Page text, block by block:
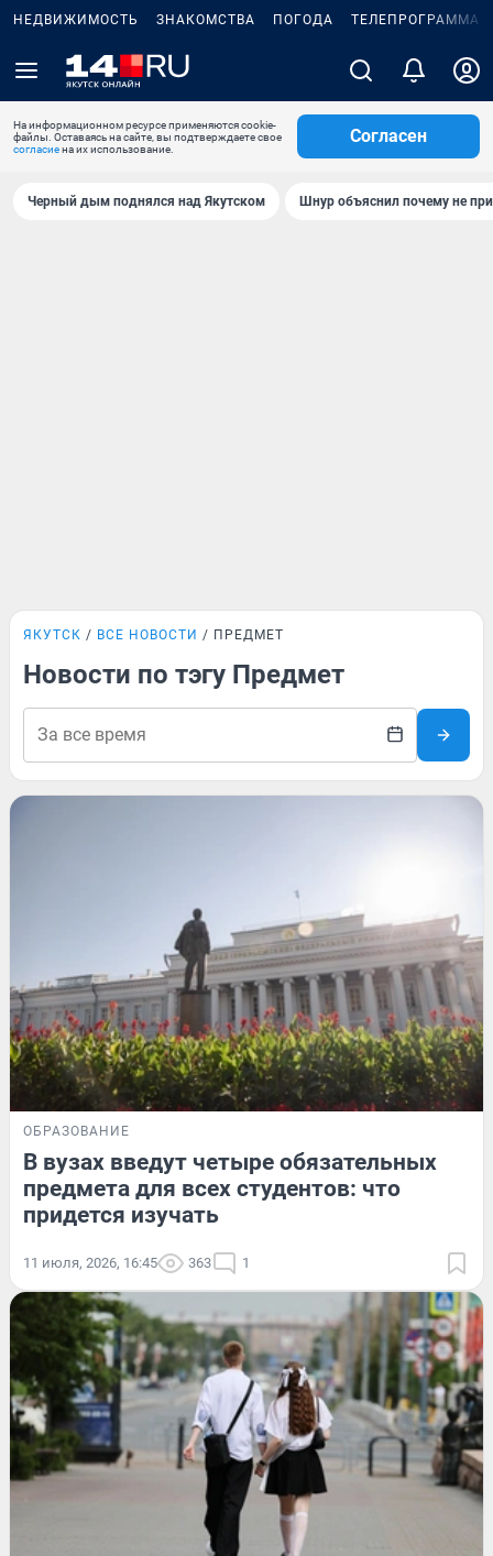
НЕДВИЖИМОСТЬ ЗНАКОМСТВА ПОГОДА ТЕЛЕПРОГРАММА
На информационном ресурсе применяются cookie-
файлы. Оставаясь на сайте, вы подтверждаете свое
согласиена их использование.
Согласен
Черный дым поднялся над Якутском Шнур объяснил почему не
ЯКУТСК ВСЕ НОВОСТИ ПРЕДМЕТ
Новости по тэгу Предмет
ОБРАЗОВАНИЕ
В вузах введут четыре обязательных
предмета для всех студентов: что
придется изучать
11 июля, 2026, 16:45 363 1